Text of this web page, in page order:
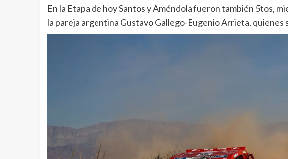
En la Etapa de hoy Santos y Améndola fueron también 5tos,
la pareja argentina Gustavo Gallego-Eugenio Arrieta, quienes